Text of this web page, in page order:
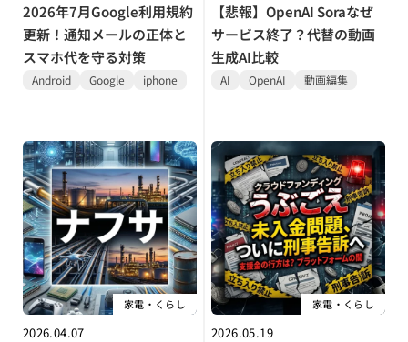
2026年7月Google利用規約
更新！通知メールの正体と
スマホ代を守る対策
Android Google iphone
【悲報】OpenAI Soraなぜ
サービス終了？代替の動画
生成AI比較
AI OpenAI 動画編集
家電・くらし
2026.04.07
家電・くらし
2026.05.19